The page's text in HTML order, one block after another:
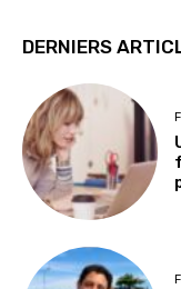
DERNIERS